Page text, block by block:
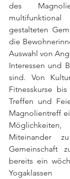
des
gestalteten
die
Auswahl von
Interessen und
sind. Von
Fitnesskurse
Treffen und
Magnolientreff
Miteinander
Gemeinschaft
bereits ein